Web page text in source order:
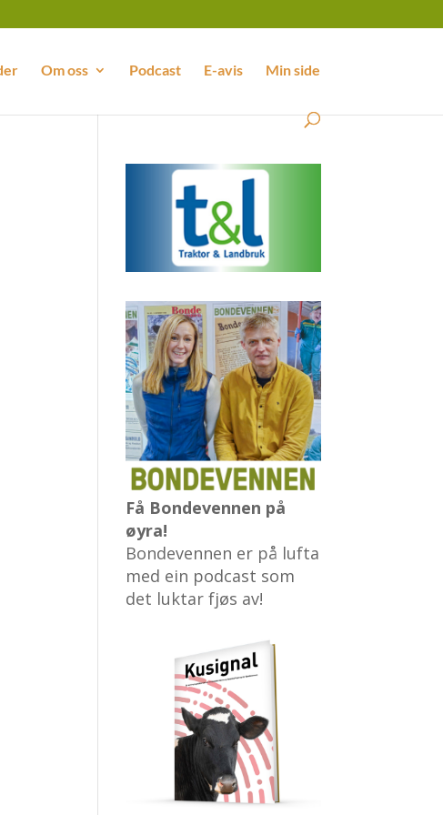
Om oss Podcast E-avis Min side
Få Bondevennen på
øyra!
Bondevennen er på lufta
med ein podcast som
det luktar fjøs av!